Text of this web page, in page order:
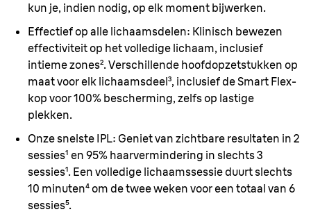
kun je, indien nodig, op elk moment bijwerken.
Effectief op alle lichaamsdelen: Klinisch bewezen
effectiviteit op het volledige lichaam, inclusief
intieme zones². Verschillende hoofdopzetstukken op
maat voor elk lichaamsdeel³, inclusief de Smart Flex-
kop voor 100% bescherming, zelfs op lastige
plekken.
Onze snelste IPL: Geniet van zichtbare resultaten in 2
sessies¹ en 95% haarvermindering in slechts 3
sessies¹. Een volledige lichaamssessie duurt slechts
10 minuten⁴ om de twee weken voor een totaal van 6
sessies⁵.